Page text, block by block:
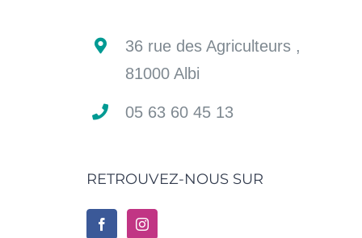
36 rue des Agriculteurs ,
81000 Albi
05 63 60 45 13
RETROUVEZ-NOUS SUR